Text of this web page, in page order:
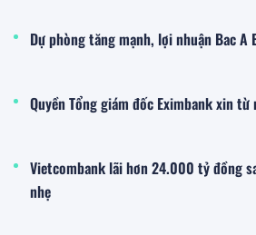
Dự phòng tăng mạnh, lợi nhuận Bac A
Quyền Tổng giám đốc Eximbank xin từ
Vietcombank lãi hơn 24.000 tỷ đồng
nhẹ